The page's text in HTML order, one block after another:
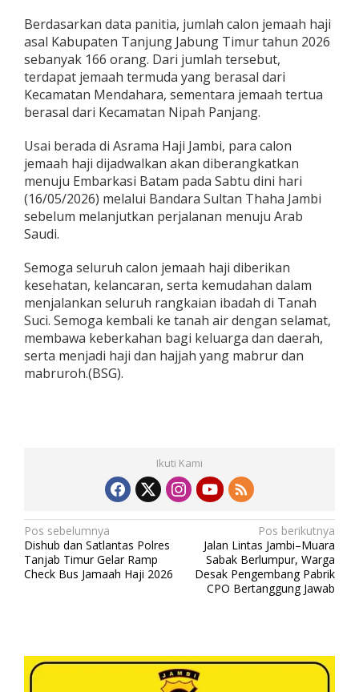
k
a
t
a
k
e
a
n
h
S
u
Berdasarkan data panitia, jumlah calon jemaah haji
asal Kabupaten Tanjung Jabung Timur tahun 2026
sebanyak 166 orang. Dari jumlah tersebut,
terdapat jemaah termuda yang berasal dari
Kecamatan Mendahara, sementara jemaah tertua
berasal dari Kecamatan Nipah Panjang.
Usai berada di Asrama Haji Jambi, para calon
jemaah haji dijadwalkan akan diberangkatkan
menuju Embarkasi Batam pada Sabtu dini hari
(16/05/2026) melalui Bandara Sultan Thaha Jambi
sebelum melanjutkan perjalanan menuju Arab
Saudi.
Semoga seluruh calon jemaah haji diberikan
kesehatan, kelancaran, serta kemudahan dalam
menjalankan seluruh rangkaian ibadah di Tanah
Suci. Semoga kembali ke tanah air dengan selamat,
membawa keberkahan bagi keluarga dan daerah,
serta menjadi haji dan hajjah yang mabrur dan
mabruroh.(BSG).
Ikuti Kami
N
a
v
s
Pos sebelumnya
Dishub dan Satlantas Polres
Tanjab Timur Gelar Ramp
Check Bus Jamaah Haji 2026
Pos berikutnya
Jalan Lintas Jambi–Muara
Sabak Berlumpur, Warga
Desak Pengembang Pabrik
CPO Bertanggung Jawab